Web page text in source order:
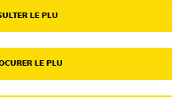
LE PLU
LE PLU